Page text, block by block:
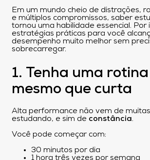
Em um mundo cheio de distrações,
e múltiplos compromissos, saber
tornou uma habilidade essencial. Por
estratégias práticas para você
desempenho muito melhor sem
sobrecarregar.
1. Tenha uma
mesmo que curta
Alta performance não vem de
estudando, e sim de constância.
Você pode começar com:
30 minutos por dia
1 hora três vezes por semana